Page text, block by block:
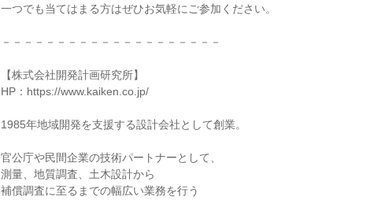
一つでも当てはまる方はぜひお気軽にご参加ください。
－－－－－－－－－－－－－－－－－－－－
【株式会社開発計画研究所】
HP：https://www.kaiken.co.jp/
1985年地域開発を支援する設計会社として創業。
官公庁や民間企業の技術パートナーとして、
測量、地質調査、土木設計から
補償調査に至るまでの幅広い業務を行う